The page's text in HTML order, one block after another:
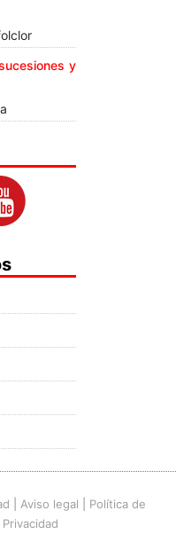
y
Aviso legal
Política de